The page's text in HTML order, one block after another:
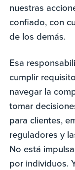
nuestras
confiado, con
de los demás.
Esa
cumplir
navegar la
tomar
para clientes,
reguladores y
No está
por individuos.